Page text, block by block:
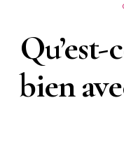
bien